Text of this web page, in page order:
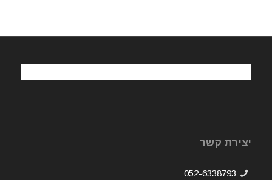
יצירת קשר
052-6338793